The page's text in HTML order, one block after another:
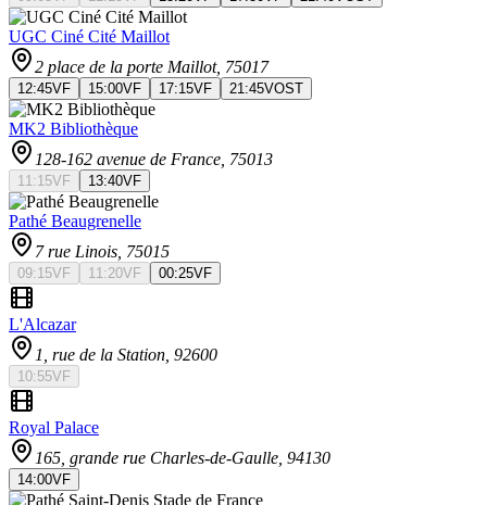
UGC Ciné Cité Maillot
2 place de la porte Maillot, 75017
12:45VF 15:00VF 17:15VF 21:45VOST
MK2 Bibliothèque
128-162 avenue de France , 75013
11:15VF 13:40VF
Pathé Beaugrenelle
7 rue Linois , 75015
09:15VF 11:20VF 00:25VF
L'Alcazar
1, rue de la Station , 92600
10:55VF
Royal Palace
165, grande rue Charles-de-Gaulle , 94130
14:00VF